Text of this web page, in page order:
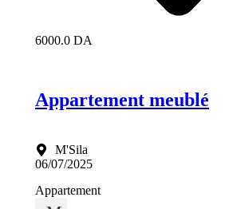
6000.0 DA
Appartement meublé
M'Sila
06/07/2025
Appartement